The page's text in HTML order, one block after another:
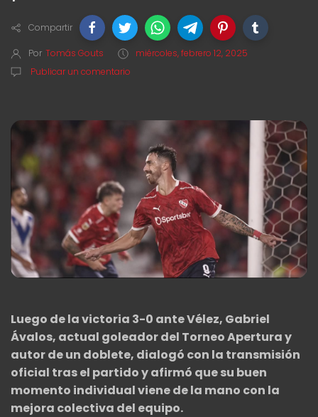
Compartir
Por Tomás Gouts
miércoles, febrero 12, 2025
Publicar un comentario
Luego de la victoria 3-0 ante Vélez, Gabriel
Ávalos, actual goleador del Torneo Apertura y
autor de un doblete, dialogó con la transmisión
oficial tras el partido y afirmó que su buen
momento individual viene de la mano con la
mejora colectiva del equipo.